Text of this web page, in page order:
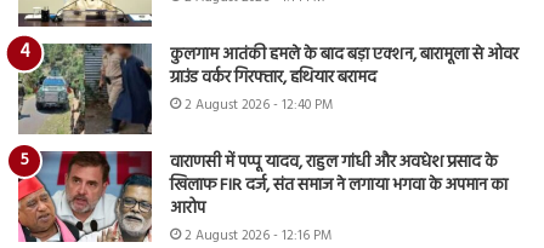
कुलगाम आतंकी हमले के बाद बड़ा एक्शन, बारामूला से ओवर
ग्राउंड वर्कर गिरफ्तार, हथियार बरामद
2 August 2026 - 12:40 PM
वाराणसी में पप्पू यादव, राहुल गांधी और अवधेश प्रसाद के
खिलाफ FIR दर्ज, संत समाज ने लगाया भगवा के अपमान का
आरोप
2 August 2026 - 12:16 PM